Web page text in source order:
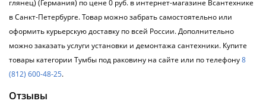
глянец) (Германия) по цене 0 руб. в интернет-магазине Всантехнике
в Санкт-Петербурге. Товар можно забрать самостоятельно или
оформить курьерскую доставку по всей России. Дополнительно
можно заказать услуги установки и демонтажа сантехники. Купите
товары категории Тумбы под раковину на сайте или по телефону8
(812) 600-48-25.
Отзывы